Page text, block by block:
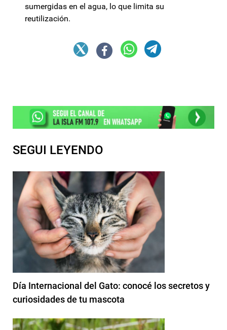
sumergidas en el agua, lo que limita su
reutilización.
SEGUI LEYENDO
Día Internacional del Gato: conocé los secretos y
curiosidades de tu mascota